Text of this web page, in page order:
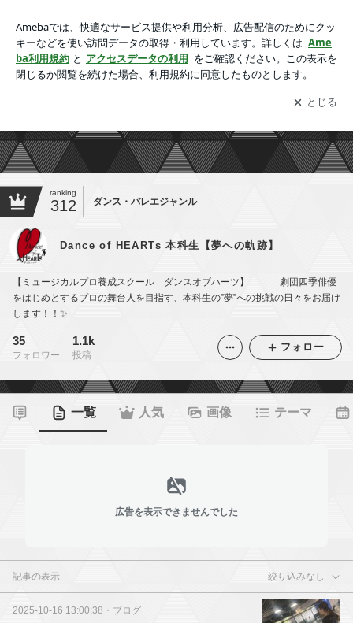
アプリをダウンロードして ブログの更新通知
を受け取りまし
ょう。
開く
ranking
312 ダンス・バレエジャンル
Dance of HEARTs 本科生【夢への軌跡】
【ミュージカルプロ養成スクール ダンスオブハーツ】 劇団四季俳優
をはじめとするプロの舞台人を目指す、本科生の”夢”への挑戦の日々をお届け
します！！✨
35
フォロワー
1.1k
投稿
フォロー
一覧 人気 画像 テーマ
広告を表示できませんでした
記事の表示 絞り込みなし
2025-10-16 13:00:38 ・ ブログ